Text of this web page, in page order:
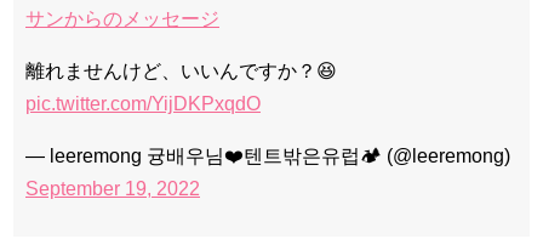
サンからのメッセージ
離れませんけど、いいんですか？😆
pic.twitter.com/YijDKPxqdO
— leeremong 귱배우님❤️텐트밖은유럽🏕 (@leeremong)
September 19, 2022